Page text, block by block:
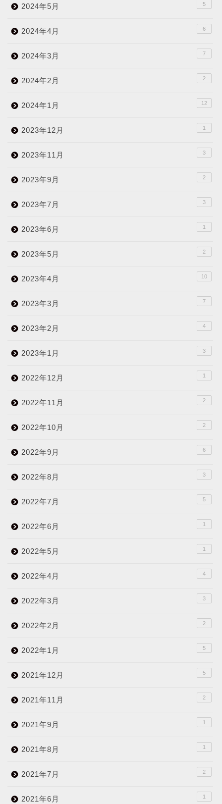
2024年5月 5
2024年4月 6
2024年3月 7
2024年2月 2
2024年1月 12
2023年12月 1
2023年11月 3
2023年9月 2
2023年7月 3
2023年6月 1
2023年5月 2
2023年4月 10
2023年3月 7
2023年2月 4
2023年1月 3
2022年12月 1
2022年11月 2
2022年10月 2
2022年9月 6
2022年8月 3
2022年7月 5
2022年6月 1
2022年5月 1
2022年4月 4
2022年3月 3
2022年2月 2
2022年1月 5
2021年12月 5
2021年11月 2
2021年9月 1
2021年8月 1
2021年7月 2
2021年6月 1